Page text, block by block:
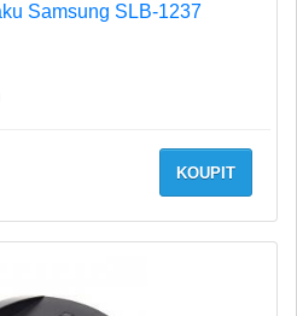
Samsung SLB-1237
KOUPIT